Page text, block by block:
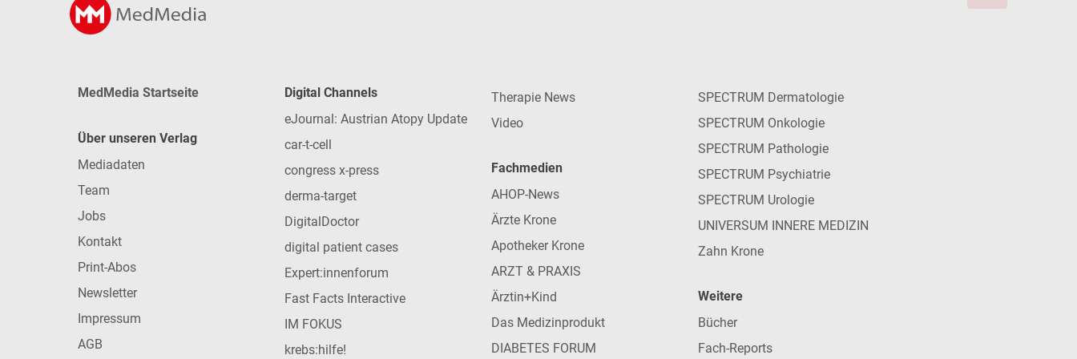
MedMedia Startseite
Über unseren Verlag
Mediadaten
Team
Jobs
Kontakt
Print-Abos
Newsletter
Impressum
AGB
Digital Channels
eJournal: Austrian Atopy Update
car-t-cell
congress x-press
derma-target
DigitalDoctor
digital patient cases
Expert:innenforum
Fast Facts Interactive
IM FOKUS
krebs:hilfe!
Therapie News
Video
Fachmedien
AHOP-News
Ärzte Krone
Apotheker Krone
ARZT & PRAXIS
Ärztin+Kind
Das Medizinprodukt
DIABETES FORUM
SPECTRUM Dermatologie
SPECTRUM Onkologie
SPECTRUM Pathologie
SPECTRUM Psychiatrie
SPECTRUM Urologie
UNIVERSUM INNERE MEDIZIN
Zahn Krone
Weitere
Bücher
Fach-Reports